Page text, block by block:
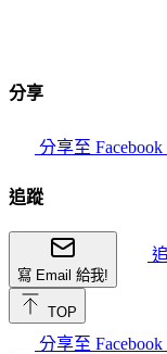
分享
分享至 Facebook
追蹤
寫 Email 給我!
TOP
分享至 Facebook